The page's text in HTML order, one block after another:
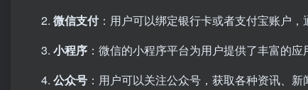
微信支付：用户可以绑定银行卡或者支付宝账户，
小程序 ：微信的小程序平台为用户提供了丰富的
公众号 ：用户可以关注公众号，获取各种资讯、